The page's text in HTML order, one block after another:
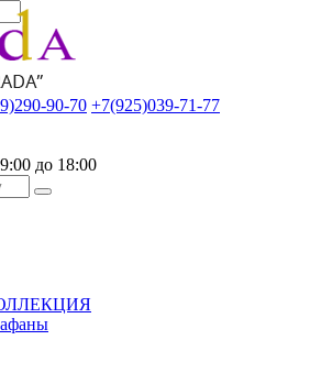
90-70 +7(925)039-71-77
до 18:00